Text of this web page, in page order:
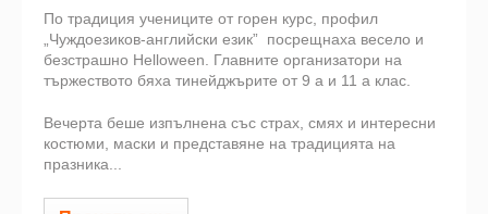
По традиция учениците от горен курс, профил
„Чуждоезиков-английски език” посрещнаха весело и
безстрашно Helloween. Главните организатори на
тържеството бяха тинейджърите от 9 а и 11 а клас.
Вечерта беше изпълнена със страх, смях и интересни
костюми, маски и представяне на традицията на
празника...